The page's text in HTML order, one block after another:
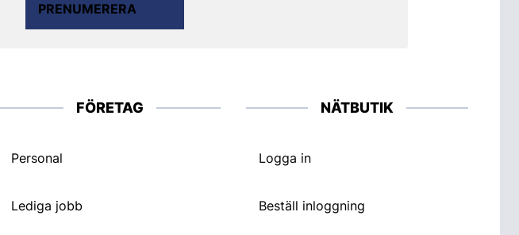
PRENUMERERA
FÖRETAG
Personal
Lediga jobb
NÄTBUTIK
Logga in
Beställ inloggning